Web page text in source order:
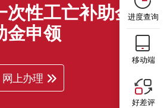
次性工亡补助金（
金申领
网上办理
进度查询
移动端
好差评